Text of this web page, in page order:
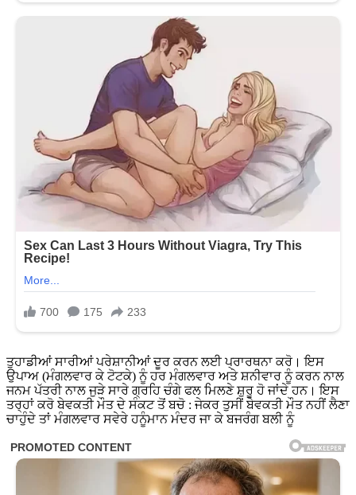
ਤੁਹਾਡੀਆਂ ਸਾਰੀਆਂ ਪਰੇਸ਼ਾਨੀਆਂ ਦੂਰ ਕਰਨ ਲਈ ਪ੍ਰਾਰਥਨਾ ਕਰੋ। ਇਸ
ਉਪਾਅ (ਮੰਗਲਵਾਰ ਕੇ ਟੋਟਕੇ) ਨੂੰ ਹਰ ਮੰਗਲਵਾਰ ਅਤੇ ਸ਼ਨੀਵਾਰ ਨੂੰ ਕਰਨ ਨਾਲ
ਜਨਮ ਪੱਤਰੀ ਨਾਲ ਜੁੜੇ ਸਾਰੇ ਗ੍ਰਹਿ ਚੰਗੇ ਫਲ ਮਿਲਣੇ ਸ਼ੁਰੂ ਹੋ ਜਾਂਦੇ ਹਨ। ਇਸ
ਤਰ੍ਹਾਂ ਕਰੋ ਬੇਵਕਤੀ ਮੌਤ ਦੇ ਸੰਕਟ ਤੋਂ ਬਚੋ : ਜੇਕਰ ਤੁਸੀਂ ਬੇਵਕਤੀ ਮੌਤ ਨਹੀਂ ਲੈਣਾ
ਚਾਹੁੰਦੇ ਤਾਂ ਮੰਗਲਵਾਰ ਸਵੇਰੇ ਹਨੂੰਮਾਨ ਮੰਦਰ ਜਾ ਕੇ ਬਜਰੰਗ ਬਲੀ ਨੂੰ